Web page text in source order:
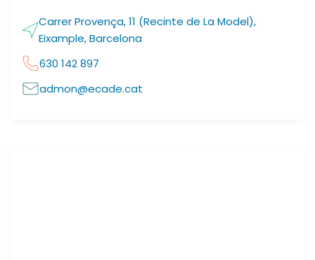
Carrer Provença, 11 (Recinte de La Model),
Eixample, Barcelona
630 142 897
admon@ecade.cat